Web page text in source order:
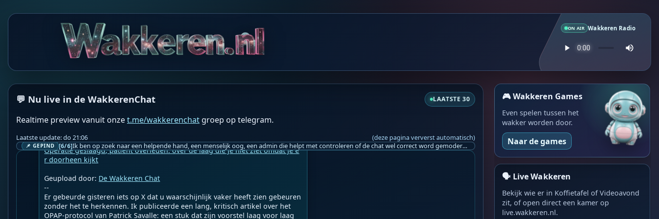
ON AIR Wakkeren Radio
💬 Nu live in de WakkerenChat LAATSTE 30
Realtime preview vanuit onzet.me/wakkerenchat groep op telegram.
Laatste update: do 21:06 (deze pagina ververst automatisch)
📌 GEPIND [6/6] Ik ben op zoek naar een helpende hand, een menselijk oog, een admin die helpt met controleren of de chat wel correct word gemodereerd word door NoMoSpam. 98% gaat automatisch goed, toch ik dit nooit helemaal loslaten en moet er altijd een mens mee blijven opletten bij elke beslissing die gemaakt word. Waar bestaan de werkzaamheden uit? Mee kijken in admin log kanaal naar alle drugs/porno/scams die voorbij komen en in het geval van een randgevalletje, ingrijpen en b.v. een verwijderd maar wel toegestaan bericht terug plaatsen met een druk op de knop. tsja zo banaal en simpel is het gesteld.. Word je hier blij van? Nee. Strookt het je ego? Nee. Word je er beter van? Nee. Kost het veel tijd? Totaal niet, consistentie en regelmaat is belangrijker dan 'er even voor kunnen gaan zitten'.. het werk is in een paar seconden gepiept.. je checkt puur of AI de juiste beslissing heeft gemaakt.. …
Wakkeren Service BOT
❤️ Lieverds!❤️
WF Wakkere Fabels BOT
💊Mind Stretcher uit Red Pill Bron💊
Operatie geslaagd, patiënt overleden: over de laag die je niet ziet omdat je e
r doorheen kijkt
Geupload door: De Wakkeren Chat
--
Er gebeurde gisteren iets op X dat u waarschijnlijk vaker heeft zien gebeuren
zonder het te herkennen. Ik publiceerde een lang, kritisch artikel over het
OPAP-protocol van Patrick Savalle: een stuk dat zijn voorstel laag voor laag
🎮 Wakkeren Games
Even spelen tussen het
wakker worden door.
Naar de games
🗣️ Live Wakkeren
Bekijk wie er in Koffietafel of Videoavond
zit, of open direct een kamer op
live.wakkeren.nl.